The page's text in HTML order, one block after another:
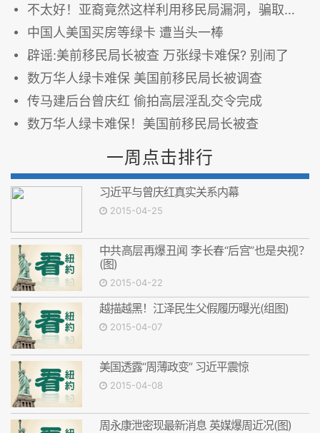
不太好！亚裔竟然这样利用移民局漏洞，骗取绿卡！
中国人美国买房等绿卡 遭当头一棒
辟谣:美前移民局长被查 万张绿卡难保? 别闹了
数万华人绿卡难保 美国前移民局长被调查
传马建后台曾庆红 偷拍高层淫乱交令完成
数万华人绿卡难保！美国前移民局长被查
一周点击排行
习近平与曾庆红真实关系内幕
2015-04-25
中共高层再爆丑闻 李长春“后宫”也是央视？
(图)
2015-04-22
越描越黑！江泽民生父假履历曝光(组图)
2015-04-07
美国透露“周薄政变” 习近平震惊
2015-04-08
周永康泄密现最新消息 英媒爆周近况(图)